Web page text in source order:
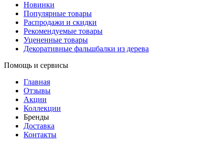
Новинки
Популярные товары
Распродажи и скидки
Рекомендуемые товары
Уцененные товары
Декоративные фальшбалки из дерева
Помощь и сервисы
Главная
Отзывы
Акции
Коллекции
Бренды
Доставка
Контакты